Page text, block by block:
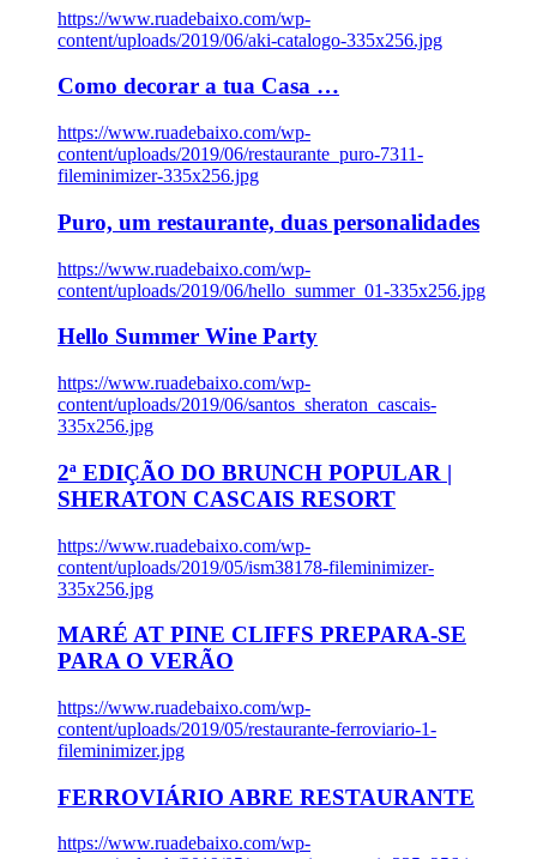
https://www.ruadebaixo.com/wp-
content/uploads/2019/06/aki-catalogo-335x256.jpg
Como decorar a tua Casa …
https://www.ruadebaixo.com/wp-
content/uploads/2019/06/restaurante_puro-7311-
fileminimizer-335x256.jpg
Puro, um restaurante, duas personalidades
https://www.ruadebaixo.com/wp-
content/uploads/2019/06/hello_summer_01-335x256.jpg
Hello Summer Wine Party
https://www.ruadebaixo.com/wp-
content/uploads/2019/06/santos_sheraton_cascais-
335x256.jpg
2ª EDIÇÃO DO BRUNCH POPULAR |
SHERATON CASCAIS RESORT
https://www.ruadebaixo.com/wp-
content/uploads/2019/05/ism38178-fileminimizer-
335x256.jpg
MARÉ AT PINE CLIFFS PREPARA-SE
PARA O VERÃO
https://www.ruadebaixo.com/wp-
content/uploads/2019/05/restaurante-ferroviario-1-
fileminimizer.jpg
FERROVIÁRIO ABRE RESTAURANTE
https://www.ruadebaixo.com/wp-